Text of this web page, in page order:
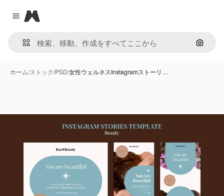
Close menu
Magnific
画像で
ホーム/ストック/PSD/女性ウェルネスInstagramストーリ…